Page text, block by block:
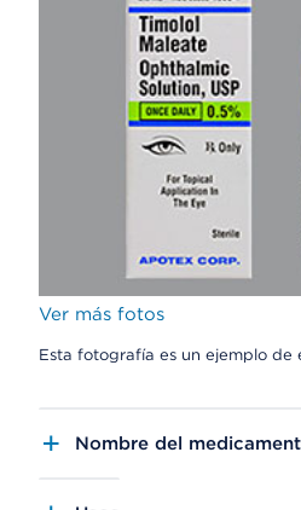
Ver más fotos
Esta fotografía es un ejemplo de
Nombre del